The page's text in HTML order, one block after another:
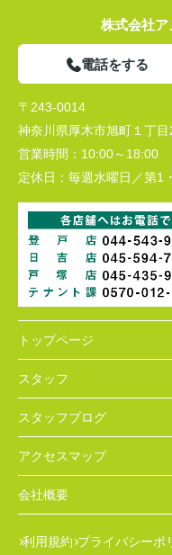
株式会社
電話をする
〒243-0014
神奈川県厚木市旭町１丁
営業時間： 10:00～18:00
定休日： 毎週水曜日／第1
トップページ
スタッフ
スタッフブログ
アクセスマップ
会社概要
利用規約 プライバシーポ